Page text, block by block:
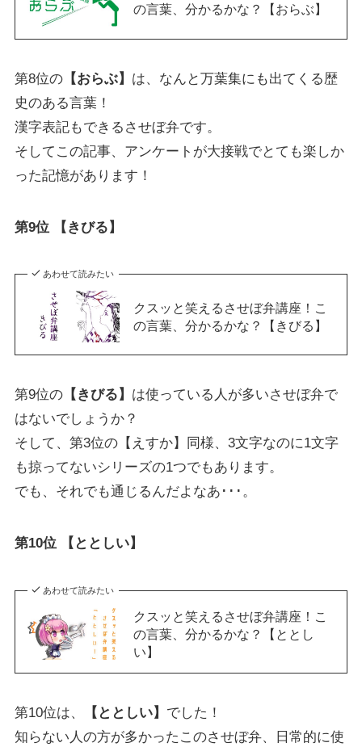
の言葉、分かるかな？【おらぶ】
第8位の【おらぶ】 は、なんと万葉集にも出てくる歴
史のある言葉！
漢字表記もできるさせぼ弁です。
そしてこの記事、アンケートが大接戦でとても楽しか
った記憶があります！
第9位 【きびる】
あわせて読みたい
クスッと笑えるさせぼ弁講座！こ
の言葉、分かるかな？【きびる】
第9位の【きびる】 は使っている人が多いさせぼ弁で
はないでしょうか？
そして、第3位の【えすか】同様、3文字なのに1文字
も掠ってないシリーズの1つでもあります。
でも、それでも通じるんだよなあ･･･。
第10位 【ととしい】
あわせて読みたい
クスッと笑えるさせぼ弁講座！こ
の言葉、分かるかな？【ととし
い】
第10位は、 【ととしい】 でした！
知らない人の方が多かったこのさせぼ弁、日常的に使